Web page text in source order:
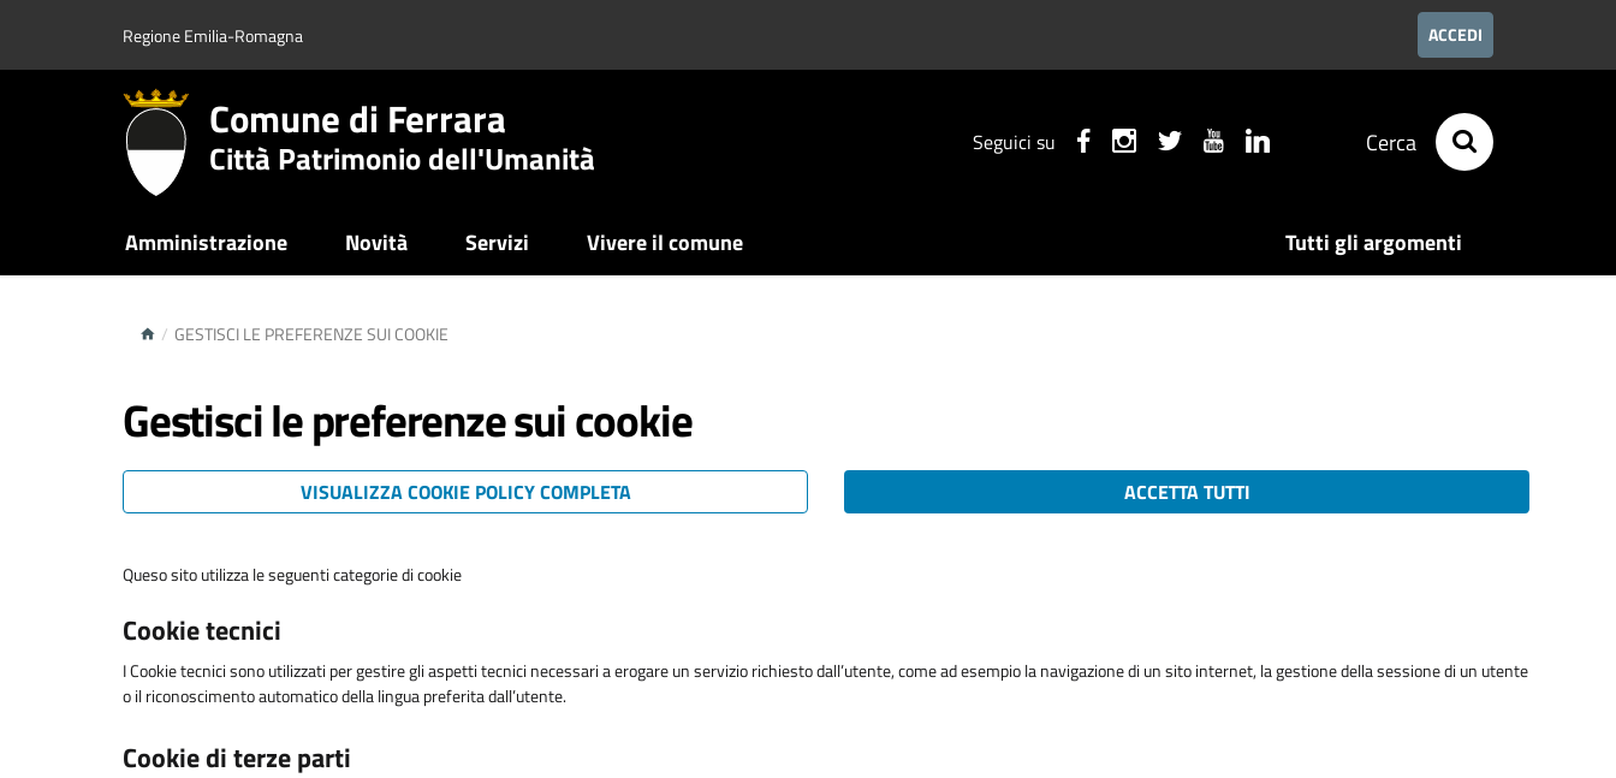
Regione Emilia-Romagna ACCEDI
Comune di Ferrara
Città Patrimonio dell'Umanità Seguici su Cerca
Amministrazione Novità Servizi Vivere il comune Tutti gli argomenti
/ GESTISCI LE PREFERENZE SUI COOKIE
Gestisci le preferenze sui cookie
VISUALIZZA COOKIE POLICY COMPLETA ACCETTA TUTTI
Queso sito utilizza le seguenti categorie di cookie
Cookie tecnici
I Cookie tecnici sono utilizzati per gestire gli aspetti tecnici necessari a erogare un servizio richiesto dall’utente, come ad esempio la navigazione di un sito internet, la gestione della sessione di un utente
o il riconoscimento automatico della lingua preferita dall’utente.
Cookie di terze parti